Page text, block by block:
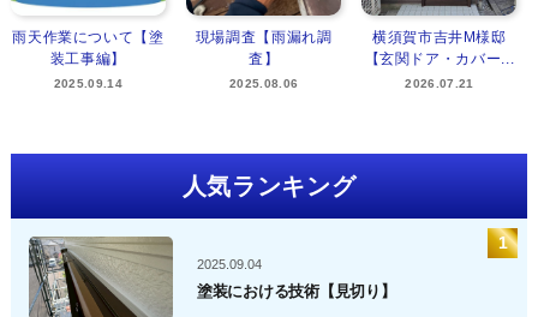
雨天作業について【塗
装工事編】
2025.09.14
現場調査【雨漏れ調
査】
2025.08.06
横須賀市吉井M様邸
【玄関ドア・カバー...
2026.07.21
人気ランキング
2025.09.04
塗装における技術【見切り】